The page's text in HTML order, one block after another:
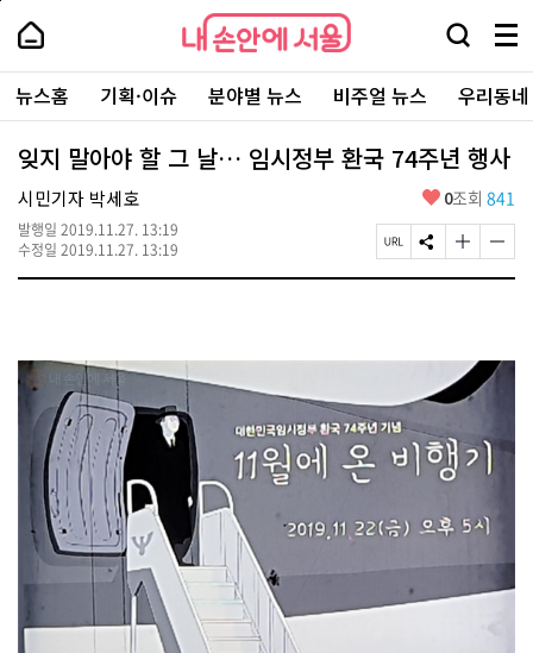
본
로
가
내
손
안
에
서
울
-
서
울
시
대
표
소
내
손
에
울
검
창
열
기
메
뉴
전
체
보
기
주
요
서
뉴스홈 기획·이슈 분야별 뉴스 비주얼 뉴스 우리동
잊지 말아야 할 그 날… 임시정부 환국 74주년 행사
시민기자 박세호
발행일 2019.11.27. 13:19
수정일 2019.11.27. 13:19
좋
요
0조회 841
페
이
S
N
글
자
변
경
하
글
자
변
페
상
단
로